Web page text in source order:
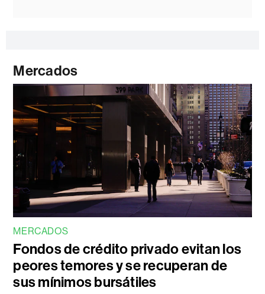
Mercados
MERCADOS
Fondos de crédito privado evitan los
peores temores y se recuperan de
sus mínimos bursátiles